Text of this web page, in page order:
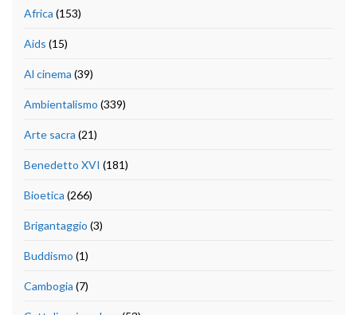
Africa (153)
Aids (15)
Al cinema (39)
Ambientalismo (339)
Arte sacra (21)
Benedetto XVI (181)
Bioetica (266)
Brigantaggio (3)
Buddismo (1)
Cambogia (7)